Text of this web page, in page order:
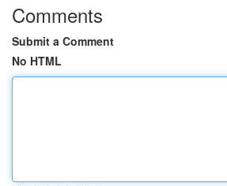
Comments
Submit a Comment
No HTML